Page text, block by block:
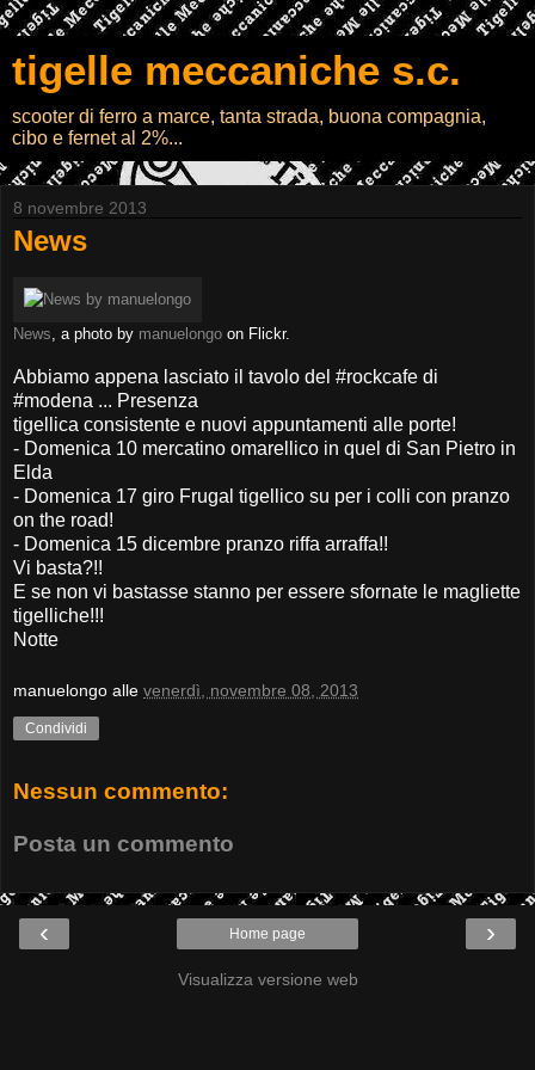
tigelle meccaniche s.c.
scooter di ferro a marce, tanta strada, buona compagnia,
cibo e fernet al 2%...
8 novembre 2013
News
News, a photo by manuelongo on Flickr.
Abbiamo appena lasciato il tavolo del #rockcafe di
#modena ... Presenza
tigellica consistente e nuovi appuntamenti alle porte!
- Domenica 10 mercatino omarellico in quel di San Pietro in
Elda
- Domenica 17 giro Frugal tigellico su per i colli con pranzo
on the road!
- Domenica 15 dicembre pranzo riffa arraffa!!
Vi basta?!!
E se non vi bastasse stanno per essere sfornate le magliette
tigelliche!!!
Notte
manuelongo alle venerdì, novembre 08, 2013
Condividi
Nessun commento:
Posta un commento
‹ ›
Home page
Visualizza versione web